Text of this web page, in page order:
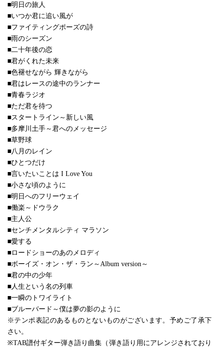
■明日の旅人
■いつか君に追い風が
■ファイティングポーズの詩
■雨のシーズン
■二十年後の恋
■君がくれた未来
■色褪せながら 輝きながら
■君はレースの途中のランナー
■青春ラジオ
■ただ君を待つ
■スタートライン～新しい風
■多摩川土手～君へのメッセージ
■草野球
■八月のレイン
■ひとつだけ
■言いたいことは I Love You
■小さな頃のように
■明日へのフリーウェイ
■働楽～ドウラク
■主人公
■センチメンタルシティ マラソン
■愛する
■ロードショーのあのメロディ
■ボーイズ・オン・ザ・ラン～Album version～
■君の中の少年
■人生という名の列車
■一瞬のトワイライト
■ブルーバード～僕は夢の影のように
※テンポ表記のあるものとないものがございます。予めご了承下
さい。
※TAB譜付ギター弾き語り曲集（弾き語り用にアレンジされており